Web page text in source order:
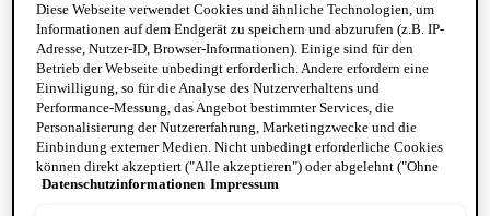
Eine regelmäßige Gesichtsreinigung ist unverzichtbar. Für
trockene Haut kann es aber schwierig sein, die richtige
Reinigungsroutine zu finden. Denn trockene Haut bedarf
einer sanften, feuchtigkeitsspendenden Gesichtsreinigung,
um das natürliche Gleichgewicht der Haut zu bewahren. Die
Vichy PURETÉ THERMALE Gesichtsreiniger entfernen
überschüssigen Talg, Make-up und andere Unreinheiten
Diese Webseite verwendet Cookies und ähnliche Technologien, um
Informationen auf dem Endgerät zu speichern und abzurufen (z.B. IP-
Adresse, Nutzer-ID, Browser-Informationen). Einige sind für den
Betrieb der Webseite unbedingt erforderlich. Andere erfordern eine
Einwilligung, so für die Analyse des Nutzerverhaltens und
Performance-Messung, das Angebot bestimmter Services, die
Personalisierung der Nutzererfahrung, Marketingzwecke und die
Einbindung externer Medien. Nicht unbedingt erforderliche Cookies
können direkt akzeptiert ("Alle akzeptieren") oder abgelehnt ("Ohne
Einwilligung fortfahren") werden. Individuelle Anpassungen der
Datenschutzinformationen Impressum